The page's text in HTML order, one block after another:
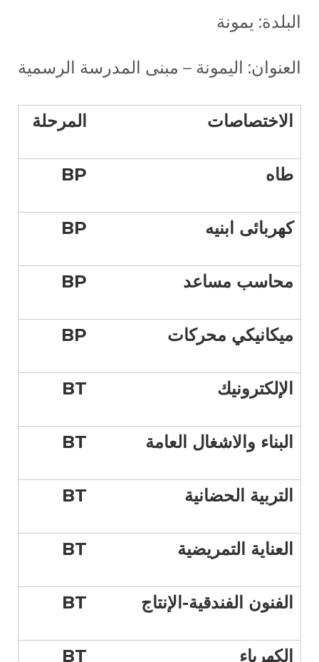
البلدة: يمونة
العنوان: اليمونة – مبنى المدرسة الرسمية
المرحلة الاختصاصات
BP طاه
BP كهربائى ابنيه
BP محاسب مساعد
BP ميكانيكي محركات
BT الإلكترونيك
BT البناء والاشغال العامة
BT التربية الحضانية
BT العناية التمريضية
BT الفنون الفندقية-الإنتاج
BT الكهرباء